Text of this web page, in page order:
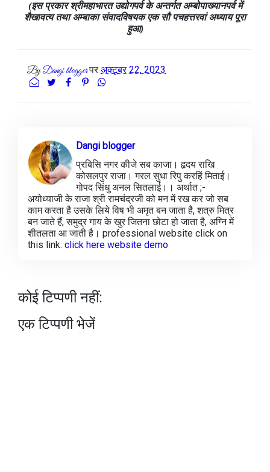
(इस प्रकार श्रीमहाभारत उद्योगपर्व के अन्तर्गत अम्बोपाख्‍यानपर्व में
शैखावत्य तथा अम्बाका संवादविषयक एक सौ पचहत्तरवां अध्‍याय पूरा
हुआ)
ByDangi bloggerपर अक्टूबर 22, 2023
Dangi blogger
प्रबिसि नगर कीजे सब काजा। हृदय राखि
कोसलपुर राजा। गरल सुधा रिपु करहिं मिताई।
गोपद सिंधु अनल सितलाई।। अर्थात ;-
अयोध्याजी के राजा श्री रामचंद्रजी को मन में रख कर जो सब
काम करता है उसके लिये विष भी अमृत बन जाता है, शत्रु मित्र
बन जाते हैं, समुद्र गाय के खुर जितना छोटा हो जाता है, अग्नि में
शीतलता आ जाती है। professional website click on
this link. click here website demo
कोई टिप्पणी नहीं:
एक टिप्पणी भेजें